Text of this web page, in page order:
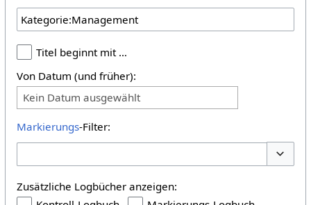
Titel beginnt mit …
Von Datum (und früher):
Kein Datum ausgewählt
Markierungs-Filter:
Zusätzliche Logbücher anzeigen: